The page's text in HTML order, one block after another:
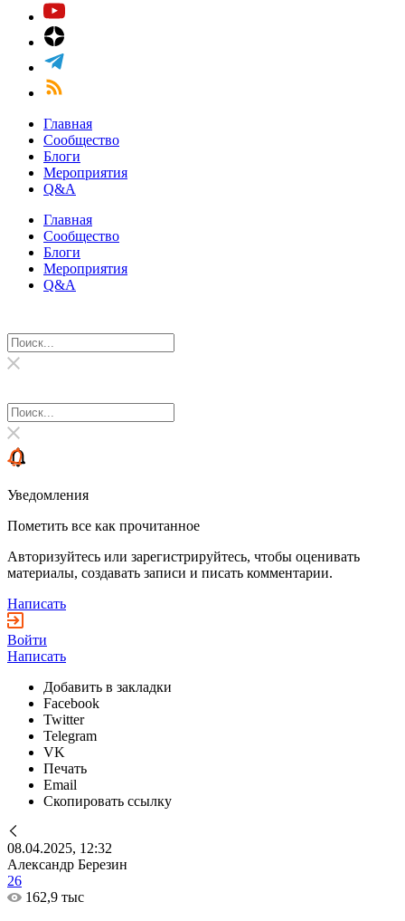
Главная
Сообщество
Блоги
Мероприятия
Q&A
Главная
Сообщество
Блоги
Мероприятия
Q&A
Уведомления
Пометить все как прочитанное
Авторизуйтесь или зарегистрируйтесь, чтобы оценивать
материалы, создавать записи и писать комментарии.
Написать
Войти
Написать
Добавить в закладки
Facebook
Twitter
Telegram
VK
Печать
Email
Скопировать ссылку
08.04.2025, 12:32
Александр Березин
26
162,9 тыс